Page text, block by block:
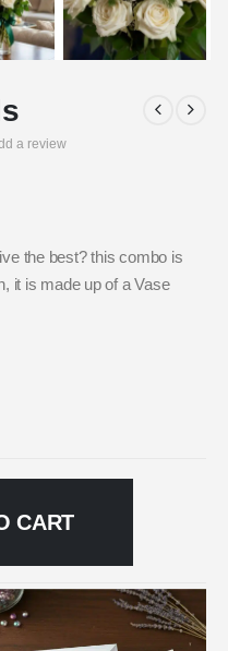
a review
the best? this combo is
it is made up of a Vase
CART